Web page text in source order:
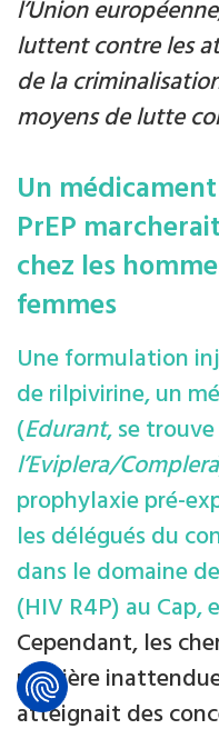
l’Union
luttent contre les
de la
moyens de lutte
Un
PrEP
chez les
femmes
Une formulation
de rilpivirine, un
(Edurant, se
l’Eviplera/Complera
prophylaxie pré-
les délégués du
dans le domaine
(HIV R4P) au Cap,
Cependant, les
manière
atteignait des